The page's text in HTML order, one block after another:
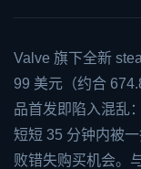
Valve 旗下全新
99 美元（约合
品首发即陷入混乱
短短 35 分钟内被
败错失购买机会。